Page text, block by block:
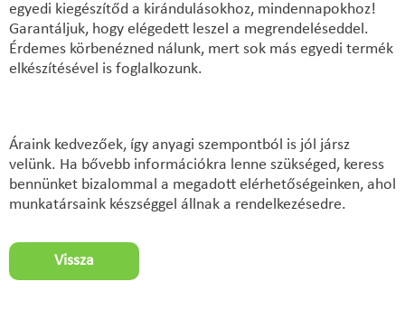
egyedi kiegészítőd a kirándulásokhoz, mindennapokhoz!
Garantáljuk, hogy elégedett leszel a megrendeléseddel.
Érdemes körbenézned nálunk, mert sok más egyedi termék
elkészítésével is foglalkozunk.
Áraink kedvezőek, így anyagi szempontból is jól jársz
velünk. Ha bővebb információkra lenne szükséged, keress
bennünket bizalommal a megadott elérhetőségeinken, ahol
munkatársaink készséggel állnak a rendelkezésedre.
Vissza